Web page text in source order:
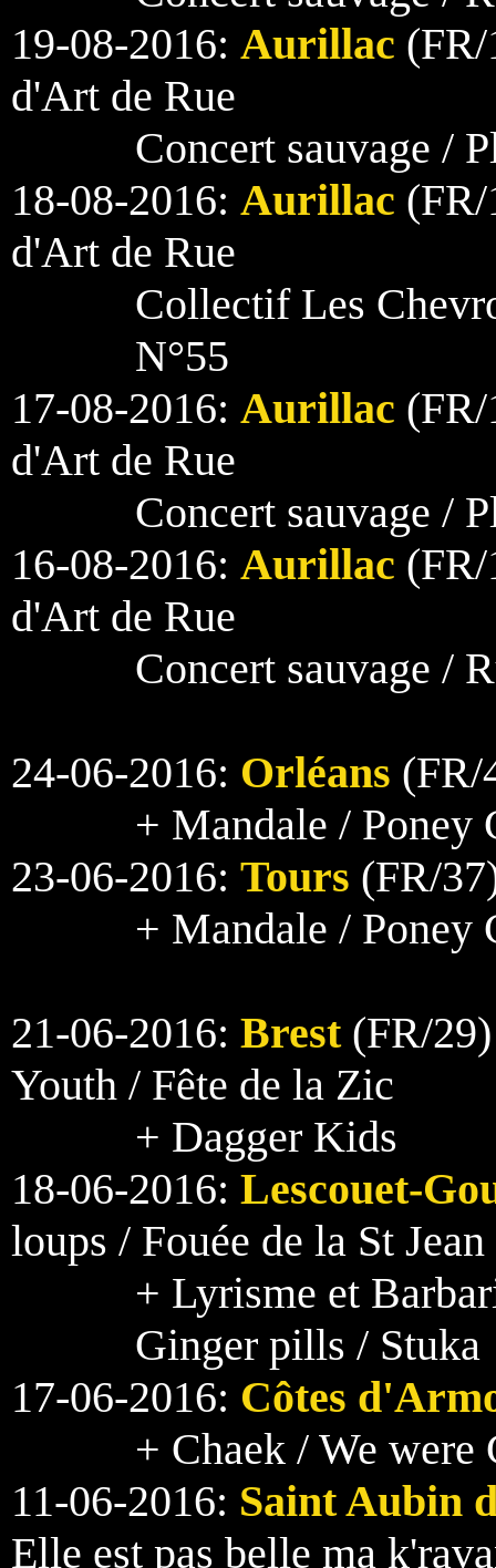
19-08-2016: Aurillac
d'Art de Rue
Concert sauvage /
18-08-2016: Aurillac
d'Art de Rue
Collectif Les
N°55
17-08-2016: Aurillac
d'Art de Rue
Concert sauvage /
16-08-2016: Aurillac
d'Art de Rue
Concert sauvage /
24-06-2016: Orléans (FR/
+ Mandale / Poney
23-06-2016: Tours (FR/
+ Mandale / Poney
21-06-2016: Brest(FR/29)
Youth / Fête de la Zic
+ Dagger Kids
18-06-2016: Lescouet-
loups / Fouée de la St Jean
+ Lyrisme et
Ginger pills / Stuka
17-06-2016: Côtes
+ Chaek / We
11-06-2016: Saint Aubin
Elle est pas belle ma